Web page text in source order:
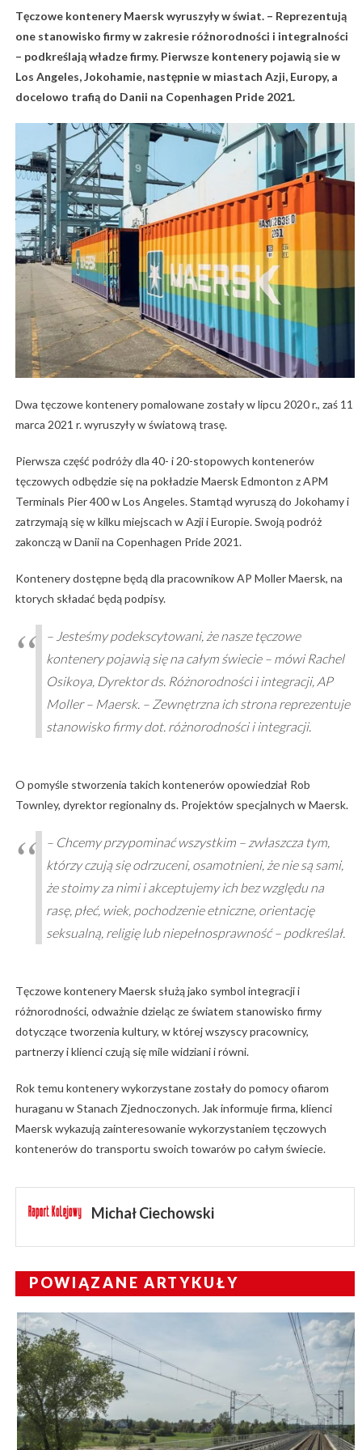
Tęczowe kontenery Maersk wyruszyły w świat. – Reprezentują
one stanowisko firmy w zakresie różnorodności i integralności
– podkreślają władze firmy. Pierwsze kontenery pojawią sie w
Los Angeles, Jokohamie, następnie w miastach Azji, Europy, a
docelowo trafią do Danii na Copenhagen Pride 2021.
Dwa tęczowe kontenery pomalowane zostały w lipcu 2020 r., zaś 11
marca 2021 r. wyruszyły w światową trasę.
Pierwsza część podróży dla 40- i 20-stopowych kontenerów
tęczowych odbędzie się na pokładzie Maersk Edmonton z APM
Terminals Pier 400 w Los Angeles. Stamtąd wyruszą do Jokohamy i
zatrzymają się w kilku miejscach w Azji i Europie. Swoją podróż
zakonczą w Danii na Copenhagen Pride 2021.
Kontenery dostępne będą dla pracownikow AP Moller Maersk, na
ktorych składać będą podpisy.
– Jesteśmy podekscytowani, że nasze tęczowe
kontenery pojawią się na całym świecie – mówi Rachel
Osikoya, Dyrektor ds. Różnorodności i integracji, AP
Moller – Maersk. – Zewnętrzna ich strona reprezentuje
stanowisko firmy dot. różnorodności i integracji.
O pomyśle stworzenia takich kontenerów opowiedział Rob
Townley, dyrektor regionalny ds. Projektów specjalnych w Maersk.
– Chcemy przypominać wszystkim – zwłaszcza tym,
którzy czują się odrzuceni, osamotnieni, że nie są sami,
że stoimy za nimi i akceptujemy ich bez względu na
rasę, płeć, wiek, pochodzenie etniczne, orientację
seksualną, religię lub niepełnosprawność – podkreślał.
Tęczowe kontenery Maersk służą jako symbol integracji i
różnorodności, odważnie dzieląc ze światem stanowisko firmy
dotyczące tworzenia kultury, w której wszyscy pracownicy,
partnerzy i klienci czują się mile widziani i równi.
Rok temu kontenery wykorzystane zostały do pomocy ofiarom
huraganu w Stanach Zjednoczonych. Jak informuje firma, klienci
Maersk wykazują zainteresowanie wykorzystaniem tęczowych
kontenerów do transportu swoich towarów po całym świecie.
Michał Ciechowski
POWIĄZANE ARTYKUŁY